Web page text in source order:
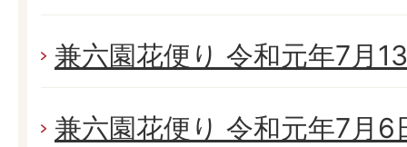
兼六園花便り 令和元年7月
兼六園花便り 令和元年7月6